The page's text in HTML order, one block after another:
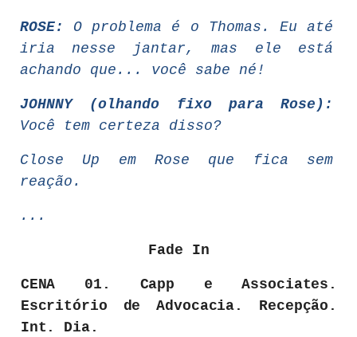
ROSE:
O problema é o Thomas. Eu até
iria nesse jantar, mas ele está
achando que... você sabe né!
JOHNNY (olhando fixo para Rose):
Você tem certeza disso?
Close Up em Rose que fica sem
reação.
...
Fade In
CENA 01. Capp e Associates.
Escritório de Advocacia. Recepção.
Int . Dia.